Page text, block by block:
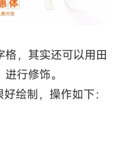
，其实还可以用田
行修饰。
绘制，操作如下：